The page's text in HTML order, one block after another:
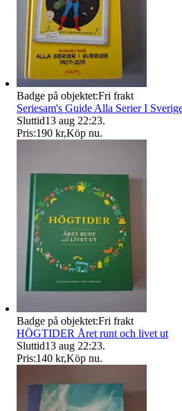
Badge på objektet:Fri frakt
Seriesam's Guide Alla Serier I
Sluttid13 aug 22:23.
Pris:190 kr,Köp nu.
Badge på objektet:Fri frakt
HÖGTIDER Året runt och livet ut
Sluttid13 aug 22:23.
Pris:140 kr,Köp nu.